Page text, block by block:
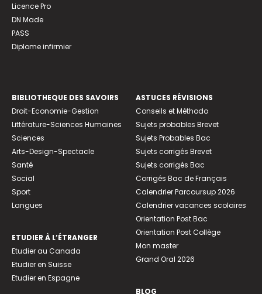
Licence Pro
DN Made
PASS
Diplome infirmier
BIBLIOTHEQUE DES SAVOIRS
Droit-Economie-Gestion
Littérature-Sciences Humaines
Sciences
Arts-Design-Spectacle
Santé
Social
Sport
Langues
ETUDIER À L’ÉTRANGER
Etudier au Canada
Etudier en Suisse
Etudier en Espagne
ASTUCES RÉVISIONS
Conseils et Méthodo
Sujets probables Brevet
Sujets Probables Bac
Sujets corrigés Brevet
Sujets corrigés Bac
Corrigés Bac de Français
Calendrier Parcoursup 2026
Calendrier vacances scolaires
Orientation Post Bac
Orientation Post Collège
Mon master
Grand Oral 2026
BLOG